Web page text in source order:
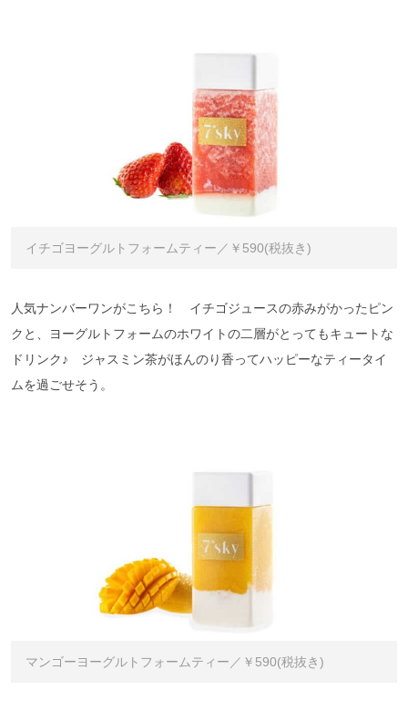
イチゴヨーグルトフォームティー／￥590(税抜き)
人気ナンバーワンがこちら！ イチゴジュースの赤みがかったピン
クと、ヨーグルトフォームのホワイトの二層がとってもキュートな
ドリンク♪ ジャスミン茶がほんのり香ってハッピーなティータイ
ムを過ごせそう。
マンゴーヨーグルトフォームティー／￥590(税抜き)